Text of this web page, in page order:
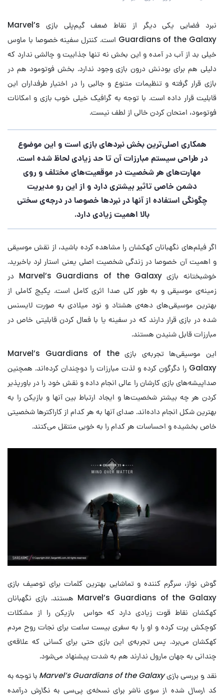
نبرد فضایی یکی دیگر از نقاط ضعف گیم‌پلی بازی Marvel’s
Guardians of the Galaxy است. کنترل سفینه خصوصا با ماوس
خیلی بد از آب در آمده و این بخش نه تنها جذابیت و چالشی ندارد که
دلیلی هم برای بودنش درون بازی وجود ندارد. بخش فوتومود هم در
بازی قرار گرفته و تنظیمات متنوع و جالبی را در اختیار طرفداران این
قابلیت قرار داده است. با توجه به گرافیک خیلی خوب بازی و امکانات
فوتومود، امتحان کردن خالی از لطف نیست.
همکاری اصلی‌ترین بخش نبردهای بازی است و این موضوع
در طراحی سیستم مبارزات آن تا حد زیادی لحاظ شده است.
مهارت‌های هر شخصیت در موقعیت‌های مختلف و روی
دشمن خاصی تاثیر بیشتری دارد و از این رو مدیریت
چگونگی استفاده از آنها در نبردها خصوصا در درجه‌ی سختی
بالا اهمیت زیادی دارد.
اگر فیلم‌های نگهبانان کهکشان را مشاهده کرده باشید، از نقش موسیقی
و اهمیت آن خصوصا در زندگی شخصیت اصلی یعنی استار لرد باخبرید.
خوشبختانه بازی Marvel’s Guardians of the Galaxy در
زمینه‌ی موسیقی و به طور کلی صدا اثری کامل است. پکیج کاملی از
بهترین موسیقی‌های دهه‌ی هشتاد و نود میلادی به صورت لایسنس
شده در بازی قرار دارند که در سفینه یا با فعال کردن قابلیتی خاص در
مبارزات قابل شنیدن هستند.
این موسیقی‌ها تجربه‌ی بازی Marvel’s Guardians of the
Galaxy را دگرگون کرده و لذت مبارزات را دوچندان کرده‌اند. همچنین
صداپیشه‌های بازی کارشان را عالی انجام داده و نقش خود را در باورپذیر
کردن هر چه بیشتر شخصیت‌ها و ایجاد ارتباط بین آنها و بازیکن را به
بهترین شکل انجام داده‌اند. صدای آنها به هر کدام از کاراکترها شخصیتی
خاص بخشیده و احساسات هر کدام را به خوبی منتقل می‌کتند.
گوش نواز، سرگرم کننده و تماشایی بهترین کلمات برای توصیف بازی
Marvel’s Guardians of the Galaxy هستند. بازی نگهبانان
کهکشان نقاط قوت زیادی دارد که حواس بازیکن را از مشکلات
کوچکش پرت کرده و او را به سفری بیست ساعت برای نجات روح مردم
کهکشان می‌برد. پس تجربه‌ی این بازی حتی برای کسانی که علاقه‌ی
چندانی به جهان مارول ندارند هم به شدت پیشنهاد می‌شود.
نقد و بررسی بازی Marvel’s Guardians of the Galaxy با توجه به
کد ارسال شده از سوی ناشر برای نسخه‌ی پی‌سی به نگارش درآمده